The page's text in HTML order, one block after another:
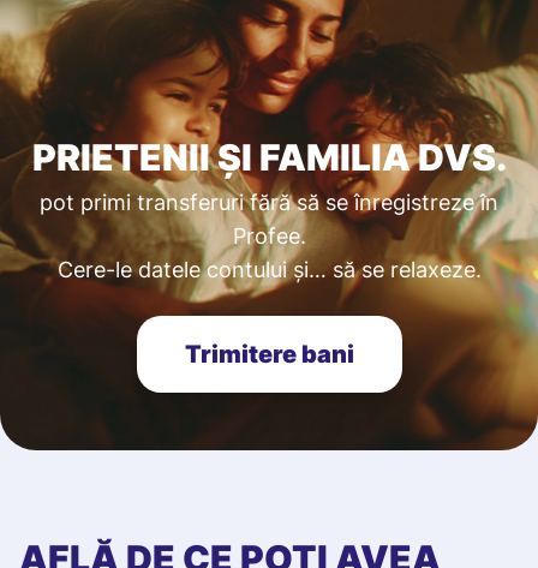
PRIETENII ȘI FAMILIA DVS.
pot primi transferuri fără să se înregistreze în
Profee.
Cere-le datele contului și… să se relaxeze.
Trimitere bani
AFLĂ DE CE POȚI AVEA